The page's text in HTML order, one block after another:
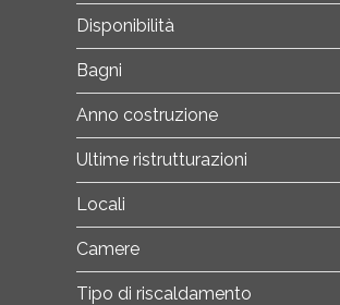
Disponibilità
Bagni
Anno costruzione
Ultime ristrutturazioni
Locali
Camere
Tipo di riscaldamento